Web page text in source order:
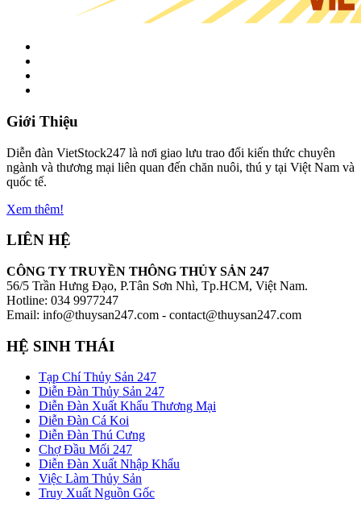
Giới Thiệu
Diễn đàn VietStock247 là nơi giao lưu trao đổi kiến thức chuyên
ngành và thương mại liên quan đến chăn nuôi, thú y tại Việt Nam và
quốc tế.
Xem thêm!
LIÊN HỆ
CÔNG TY TRUYỀN THÔNG THỦY SẢN 247
56/5 Trần Hưng Đạo, P.Tân Sơn Nhì, Tp.HCM, Việt Nam.
Hotline: 034 9977247
Email: info@thuysan247.com - contact@thuysan247.com
HỆ SINH THÁI
Tạp Chí Thủy Sản 247
Diễn Đàn Thủy Sản 247
Diễn Đàn Xuất Khẩu Thương Mại
Diễn Đàn Cá Koi
Diễn Đàn Thú Cưng
Chợ Đầu Mối 247
Diễn Đàn Xuất Nhập Khẩu
Việc Làm Thủy Sản
Truy Xuất Nguồn Gốc